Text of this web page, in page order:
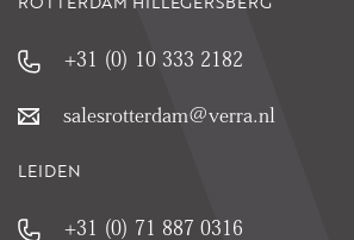
+31 (0) 10 333 2182
salesrotterdam@verra.nl
LEIDEN
+31 (0) 71 887 0316